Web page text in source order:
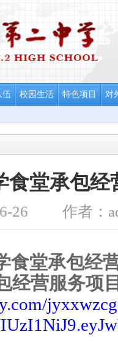
伍 校园生活 特色项目 对
食堂承包
26 作者：
食堂承包经
经营服务项